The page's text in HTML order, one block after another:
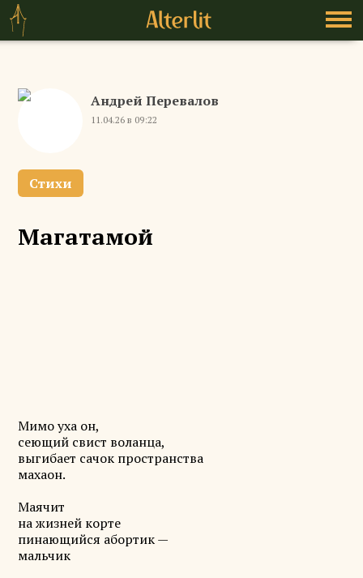
Андрей Перевалов
11.04.26 в 09:22
Стихи
Магатамой
Мимо уха он,
сеющий свист воланца,
выгибает сачок пространства
махаон.
Маячит
на жизней корте
пинающийся абортик —
мальчик